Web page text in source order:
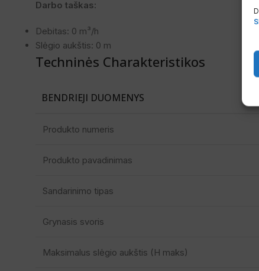
Darbo taškas:
Debitas: 0 m³/h
Slėgio aukštis: 0 m
Techninės Charakteristikos
BENDRIEJI DUOMENYS
Produkto numeris
Produkto pavadinimas
Sandarinimo tipas
Grynasis svoris
Maksimalus slėgio aukštis (H maks)